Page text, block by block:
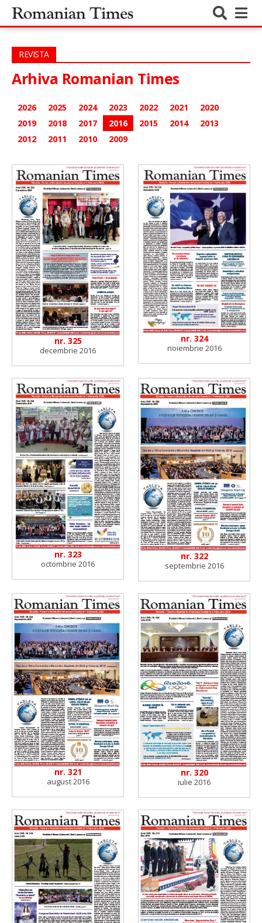
REVISTA
Arhiva Romanian Times
2026 2025 2024 2023 2022 2021
2020
2019
2018 2017 2016 2015 2014
2013
2012
2011 2010 2009
nr. 325
decembrie 2016
nr. 324
noiembrie 2016
nr. 323
octombrie 2016
nr. 322
septembrie 2016
nr. 321
august 2016
nr. 320
iulie 2016